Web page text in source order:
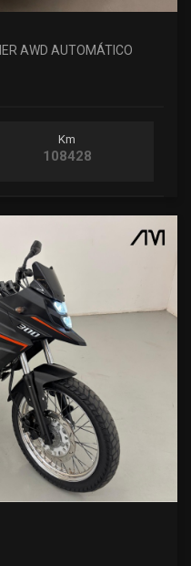
AWD AUTOMÁTICO
Km
108428